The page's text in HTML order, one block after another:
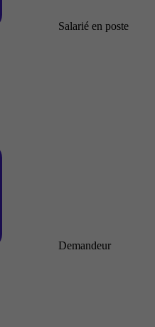
Salarié en poste
Demandeur